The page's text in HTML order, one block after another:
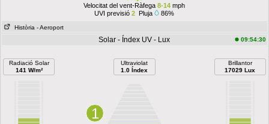
Velocitat del vent-Ràfega 8-14 mph
UVI previsió2 Pluja 86%
Història - Aeroport
Solar - Índex UV - Lux 09:54:30
Radiació Solar
141 W/m²
Ultraviolat
1.0 Índex
1
Brillantor
17029 Lux